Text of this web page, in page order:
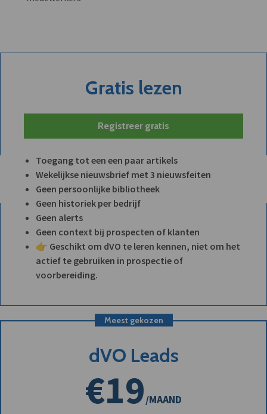
Gratis lezen
Registreer gratis
Toegang tot een een paar artikels
Wekelijkse nieuwsbrief met 3 nieuwsfeiten
Geen persoonlijke bibliotheek
Geen historiek per bedrijf
Geen alerts
Geen context bij prospecten of klanten
👉 Geschikt om dVO te leren kennen, niet om het
actief te gebruiken in prospectie of
voorbereiding.
Meest gekozen
dVO Leads
€19/MAAND